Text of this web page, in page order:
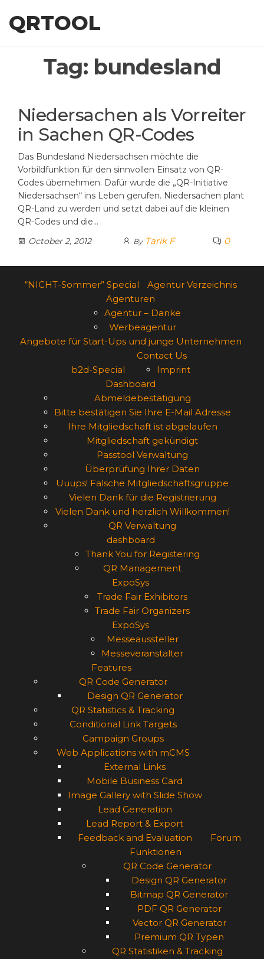
QRTOOL
Tag: bundesland
Niedersachen als Vorreiter
in Sachen QR-Codes
Das Bundesland Niedersachsen möchte die
Vorbildfunktion für den sinnvollen Einsatz von QR-
Codes übernehmen. Dafür wurde die „QR-Initiative
Niedersachsen“ ins Leben gerufen. Niedersachen plant
QR-Land zu werden und setzt dabei auf die kleinen
QR-Codes und die…
October 2, 2012
By Tarik F 0
“NICHT-Sommer” Special
Agentur Verzeichnis
Agenturen
Agentur – Danke
Werbeagentur
Angebote für Start-Ups und junge Unternehmen
b2d-Special
Contact Us
Imprint
Dashboard
Abmeldebestätigung
Bitte bestätigen Sie Ihre E-Mail Adresse
Ihre Mitgliedschaft ist abgelaufen
Mitgliedschaft gekündigt
Passtool Verwaltung
Überprüfung Ihrer Daten
Uuups! Falsche Mitgliedschaftsgruppe
Vielen Dank für die Registrierung
Vielen Dank und herzlich Willkommen!
QR Verwaltung
dashboard
Thank You for Registering
QR Management
ExpoSys
Trade Fair Exhibitors
Trade Fair Organizers
ExpoSys
Messeaussteller
Messeveranstalter
Features
QR Code Generator
Design QR Generator
QR Statistics & Tracking
Conditional Link Targets
Campaign Groups
Web Applications with mCMS
External Links
Mobile Business Card
Image Gallery with Slide Show
Lead Generation
Lead Report & Export
Feedback and Evaluation
Forum
Funktionen
QR Code Generator
Design QR Generator
Bitmap QR Generator
PDF QR Generator
Vector QR Generator
Premium QR Typen
QR Statistiken & Tracking